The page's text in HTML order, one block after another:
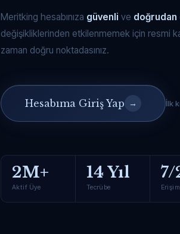
Meritking hesabınıza güvenli ve doğrudan
değişikliklerinden etkilenmemek için resmi
zaman doğru noktadasınız.
Hesabıma Giriş Yap → İlk
2M+
Aktif Üye
14 Yıl
Tecrübe
7/
Erişim